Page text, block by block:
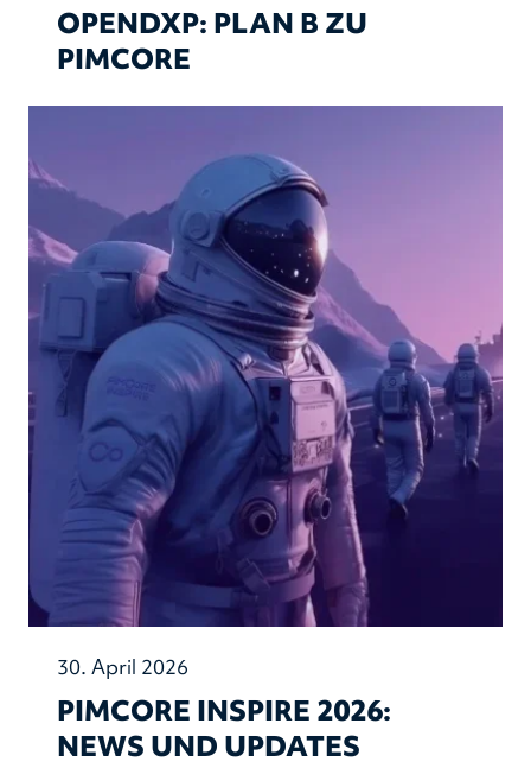
OPENDXP: PLAN B ZU
PIMCORE
30. April 2026
PIMCORE INSPIRE 2026:
NEWS UND UPDATES